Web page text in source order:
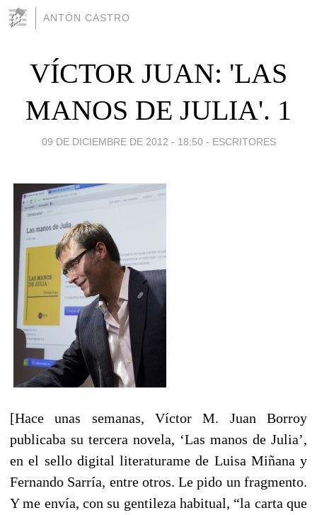
ANTÓN CASTRO
VÍCTOR JUAN: 'LAS
MANOS DE JULIA'. 1
09 DE DICIEMBRE DE 2012 - 18:50 - ESCRITORES
[Hace unas semanas, Víctor M. Juan Borroy
publicaba su tercera novela, ‘Las manos de Julia’,
en el sello digital literaturame de Luisa Miñana y
Fernando Sarría, entre otros. Le pido un fragmento.
Y me envía, con su gentileza habitual, “la carta que